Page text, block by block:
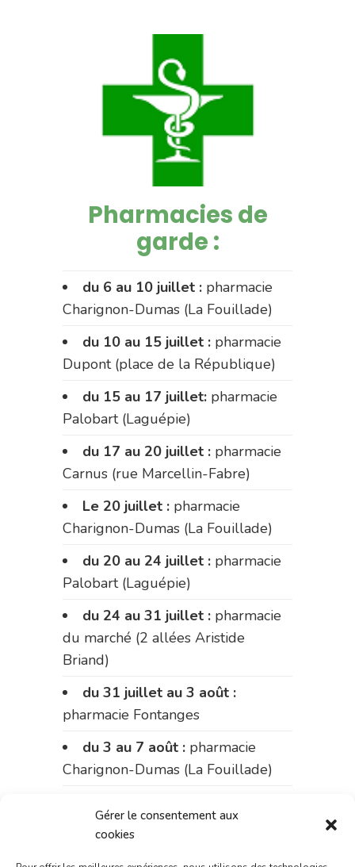
Gérer le consentement aux
cookies
Pharmacies de
garde :
du 6 au 10 juillet : pharmacie
Charignon-Dumas (La Fouillade)
du 10 au 15 juillet : pharmacie
Dupont (place de la République)
du 15 au 17 juillet: pharmacie
Palobart (Laguépie)
du 17 au 20 juillet : pharmacie
Carnus (rue Marcellin-Fabre)
Le 20 juillet : pharmacie
Charignon-Dumas (La Fouillade)
du 20 au 24 juillet : pharmacie
Palobart (Laguépie)
du 24 au 31 juillet : pharmacie
du marché (2 allées Aristide
Briand)
du 31 juillet au 3 août :
pharmacie Fontanges
du 3 au 7 août : pharmacie
Charignon-Dumas (La Fouillade)
Bonnemaire (rue Saint-Jacques)